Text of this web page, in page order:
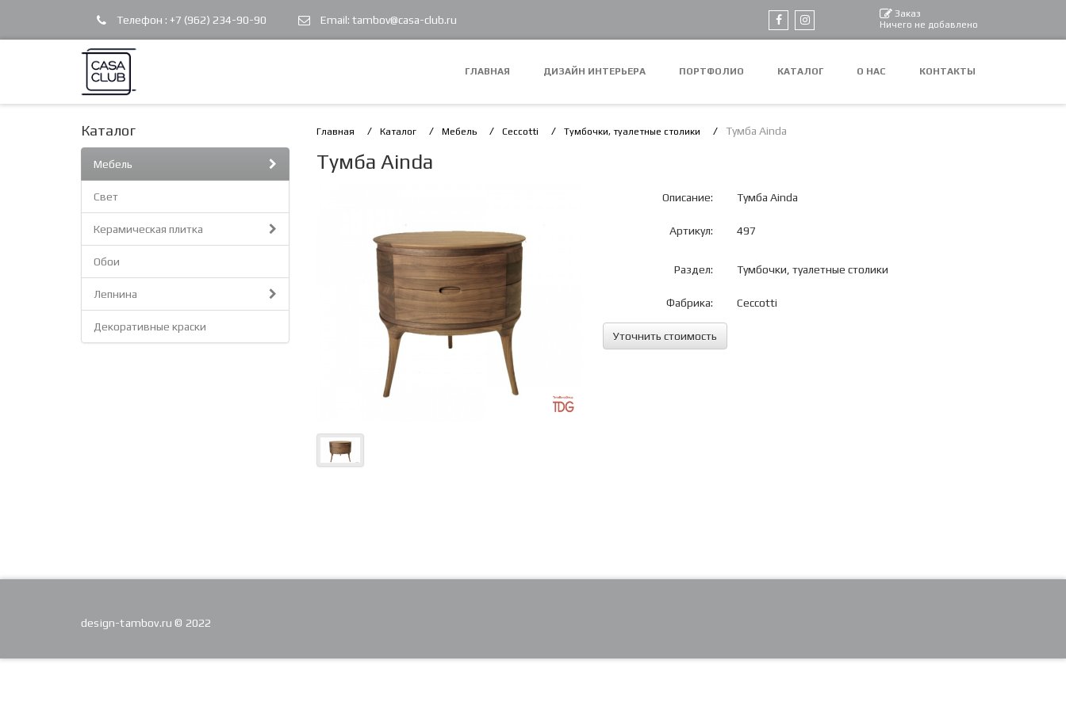
Телефон : +7 (962) 234-90-90 Email: tambov@casa-club.ru Заказ
Ничего не добавлено
ГЛАВНАЯ ДИЗАЙН ИНТЕРЬЕРА ПОРТФОЛИО КАТАЛОГ О НАС КОНТАКТЫ
Каталог
Мебель
Свет
Керамическая плитка
Обои
Лепнина
Декоративные краски
Главная Каталог Мебель Ceccotti Тумбочки, туалетные столики Тумба Ainda
Тумба Ainda
Описание: Тумба Ainda
Артикул: 497
Раздел: Тумбочки, туалетные столики
Фабрика: Ceccotti
Уточнить стоимость
design-tambov.ru © 2022